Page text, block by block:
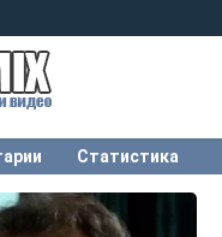
Статистика